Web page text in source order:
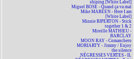
shining [White Label]
Miguel BOSÉ - Quand ça va mal
Mike MAREEN - Here I am
[White Label]
Minnie RIPERTON - Stick
together 1 & 2
Mireille MATHIEU -
BARCLAY
MOON RAY - Comanchero
MORIARTY - Jimmy / Enjoy
the silence
NÉGRESSES VERTES - IL